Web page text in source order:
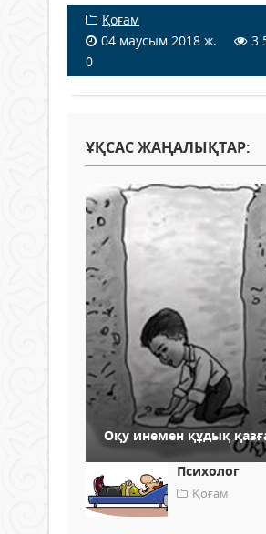
Қоғам
04 маусым 2018 ж.
3
0
ҰҚСАС ЖАҢАЛЫҚТАР:
Оқу инемен құдық
Психолог
Қоғам